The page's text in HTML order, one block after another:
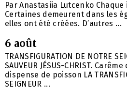
Par Anastasiia Lutcenko
Certaines demeurent dans les
elles ont été créées. D’autres ...
6 août
TRANSFIGURATION DE NOTRE
SAUVEUR JÉSUS-CHRIST.
dispense de poisson LA
SEIGNEUR ...